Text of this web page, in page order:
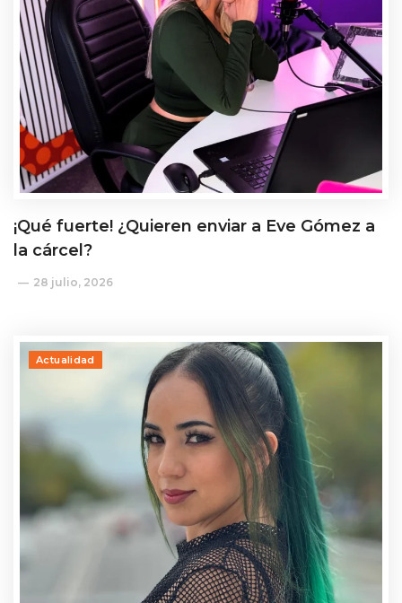
¡Qué fuerte! ¿Quieren enviar a Eve Gómez a
la cárcel?
28 julio, 2026
Actualidad